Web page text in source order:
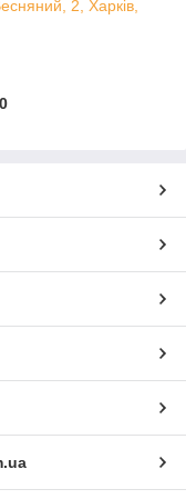
2, Харків,